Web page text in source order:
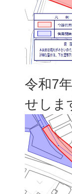
令和7
せしま